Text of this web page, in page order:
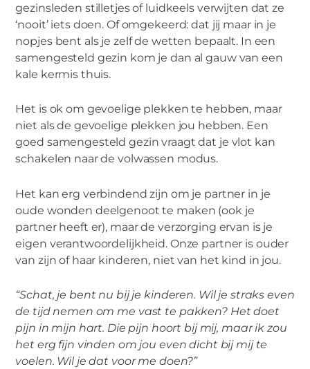
gezinsleden stilletjes of luidkeels verwijten dat ze
‘nooit’ iets doen. Of omgekeerd: dat jij maar in je
nopjes bent als je zelf de wetten bepaalt. In een
samengesteld gezin kom je dan al gauw van een
kale kermis thuis.
Het is ok om gevoelige plekken te hebben, maar
niet als de gevoelige plekken jou hebben. Een
goed samengesteld gezin vraagt dat je vlot kan
schakelen naar de volwassen modus.
Het kan erg verbindend zijn om je partner in je
oude wonden deelgenoot te maken (ook je
partner heeft er), maar de verzorging ervan is je
eigen verantwoordelijkheid. Onze partner is ouder
van zijn of haar kinderen, niet van het kind in jou.
“Schat, je bent nu bij je kinderen. Wil je straks even
de tijd nemen om me vast te pakken? Het doet
pijn in mijn hart. Die pijn hoort bij mij, maar ik zou
het erg fijn vinden om jou even dicht bij mij te
voelen. Wil je dat voor me doen?”